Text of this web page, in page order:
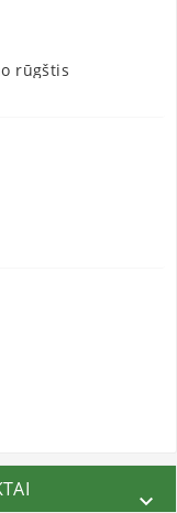
rūgštis
